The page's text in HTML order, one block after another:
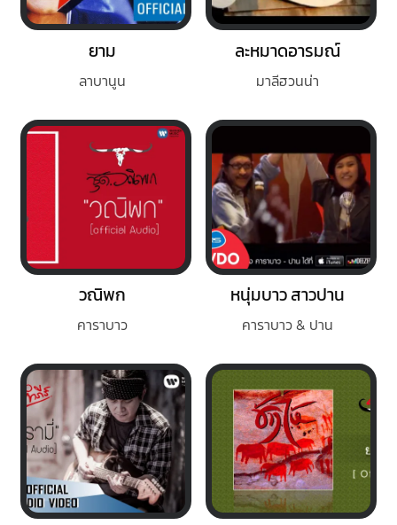
ยาม
ลาบานูน
ละหมาดอารมณ์
มาลีฮวนน่า
วณิพก
คาราบาว
หนุ่มบาว สาวปาน
คาราบาว & ปาน